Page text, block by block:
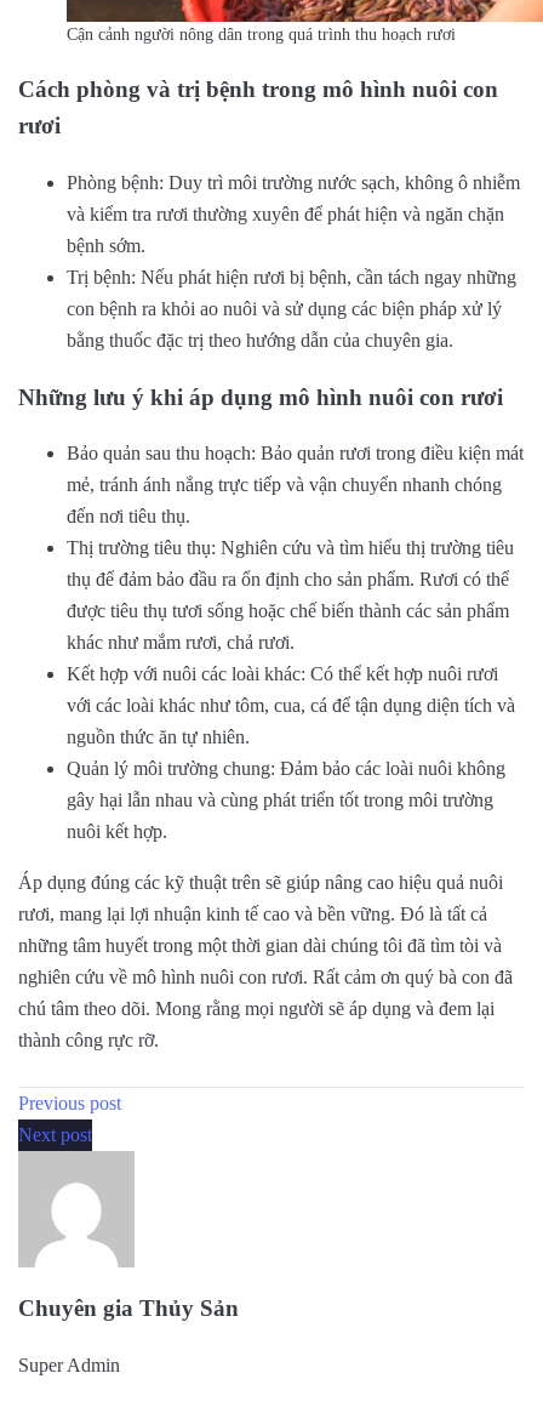
Cận cảnh người nông dân trong quá trình thu hoạch rươi
Cách phòng và trị bệnh trong mô hình nuôi con
rươi
Phòng bệnh: Duy trì môi trường nước sạch, không ô nhiễm
và kiểm tra rươi thường xuyên để phát hiện và ngăn chặn
bệnh sớm.
Trị bệnh: Nếu phát hiện rươi bị bệnh, cần tách ngay những
con bệnh ra khỏi ao nuôi và sử dụng các biện pháp xử lý
bằng thuốc đặc trị theo hướng dẫn của chuyên gia.
Những lưu ý khi áp dụng mô hình nuôi con rươi
Bảo quản sau thu hoạch: Bảo quản rươi trong điều kiện mát
mẻ, tránh ánh nắng trực tiếp và vận chuyển nhanh chóng
đến nơi tiêu thụ.
Thị trường tiêu thụ: Nghiên cứu và tìm hiểu thị trường tiêu
thụ để đảm bảo đầu ra ổn định cho sản phẩm. Rươi có thể
được tiêu thụ tươi sống hoặc chế biến thành các sản phẩm
khác như mắm rươi, chả rươi.
Kết hợp với nuôi các loài khác: Có thể kết hợp nuôi rươi
với các loài khác như tôm, cua, cá để tận dụng diện tích và
nguồn thức ăn tự nhiên.
Quản lý môi trường chung: Đảm bảo các loài nuôi không
gây hại lẫn nhau và cùng phát triển tốt trong môi trường
nuôi kết hợp.
Áp dụng đúng các kỹ thuật trên sẽ giúp nâng cao hiệu quả nuôi
rươi, mang lại lợi nhuận kinh tế cao và bền vững. Đó là tất cả
những tâm huyết trong một thời gian dài chúng tôi đã tìm tòi và
nghiên cứu về mô hình nuôi con rươi. Rất cảm ơn quý bà con đã
chú tâm theo dõi. Mong rằng mọi người sẽ áp dụng và đem lại
thành công rực rỡ.
Previous post
Next post
Chuyên gia Thủy Sản
Super Admin